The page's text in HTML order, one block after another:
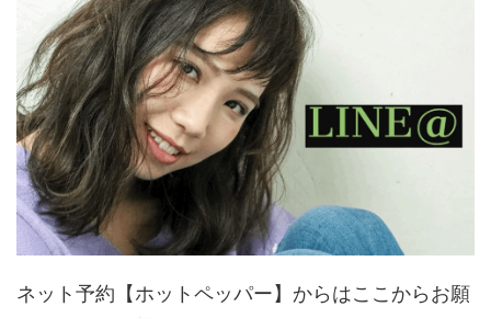
ネット予約【ホットペッパー】からはここからお願